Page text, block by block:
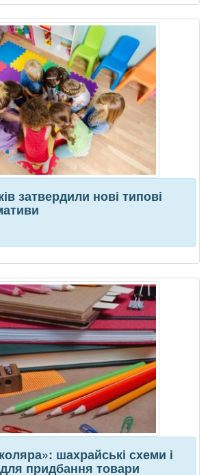
затвердили нові типові
шахрайські схеми і
придбання товари